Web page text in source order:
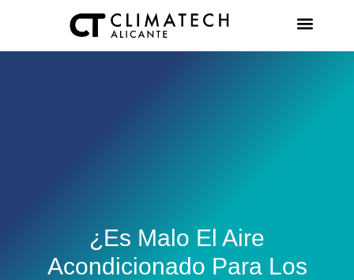
¿Es Malo El Aire
Acondicionado Para Los